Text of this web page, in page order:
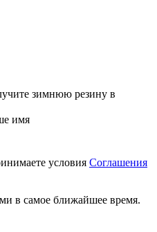
зимнюю резину в
имя
условия Соглашения
в самое ближайшее время.